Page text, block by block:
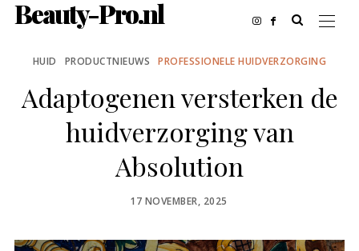
Beauty-Pro.nl
HUID PRODUCTNIEUWS PROFESSIONELE HUIDVERZORGING
Adaptogenen versterken de
huidverzorging van
Absolution
POSTED
17 NOVEMBER, 2025